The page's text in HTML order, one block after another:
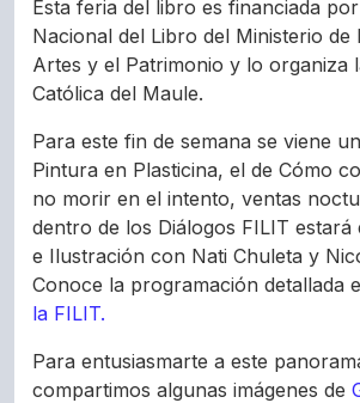
Esta feria del libro es financiada
Nacional del Libro del Ministerio de
Artes y el Patrimonio y lo organiza
Católica del Maule.
Para este fin de semana se viene
Pintura en Plasticina, el de Cómo
no morir en el intento, ventas
dentro de los Diálogos FILIT estará
e Ilustración con Nati Chuleta y
Conoce la programación detallada
la FILIT.
Para entusiasmarte a este
compartimos algunas imágenes de